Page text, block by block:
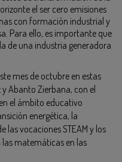
el ser cero emisiones
con formación industrial y
Para ello, es importante que
de una industria generadora
mes de octubre en estas
Abanto Zierbana, con el
el ámbito educativo
energética, la
las vocaciones STEAM y los
matemáticas en las